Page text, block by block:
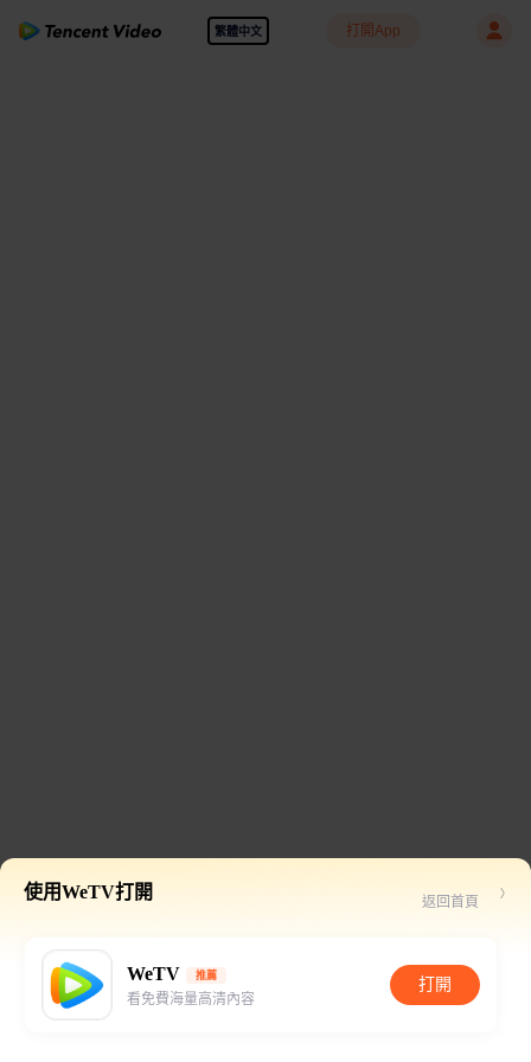
繁體中文 打開App
使用WeTV打開 返回首頁
WeTV 推薦
看免費海量高清內容
打開